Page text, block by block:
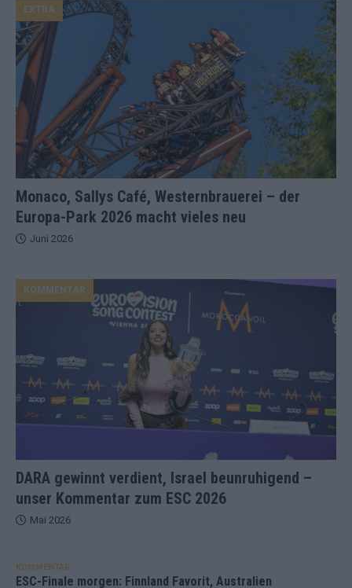
Monaco, Sallys Café, Westernbrauerei – der
Europa-Park 2026 macht vieles neu
EXTRA
Juni 2026
DARA gewinnt verdient, Israel beunruhigend –
unser Kommentar zum ESC 2026
KOMMENTAR
Mai 2026
KOMMENTAR
ESC-Finale morgen: Finnland Favorit, Australien